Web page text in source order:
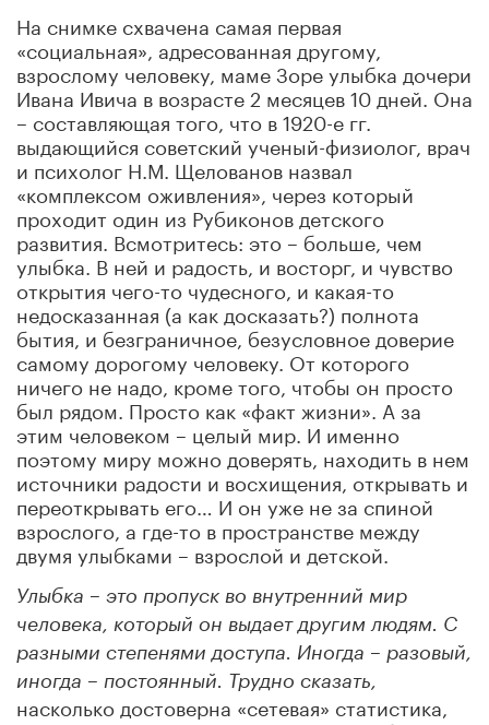
На снимке схвачена самая первая
«социальная», адресованная другому,
взрослому человеку, маме Зоре улыбка дочери
Ивана Ивича в возрасте 2 месяцев 10 дней. Она
– составляющая того, что в 1920-е гг.
выдающийся советский ученый-физиолог, врач
и психолог Н.М. Щелованов назвал
«комплексом оживления», через который
проходит один из Рубиконов детского
развития. Всмотритесь: это – больше, чем
улыбка. В ней и радость, и восторг, и чувство
открытия чего-то чудесного, и какая-то
недосказанная (а как досказать?) полнота
бытия, и безграничное, безусловное доверие
самому дорогому человеку. От которого
ничего не надо, кроме того, чтобы он просто
был рядом. Просто как «факт жизни». А за
этим человеком – целый мир. И именно
поэтому миру можно доверять, находить в нем
источники радости и восхищения, открывать и
переоткрывать его… И он уже не за спиной
взрослого, а где-то в пространстве между
двумя улыбками – взрослой и детской.
Улыбка – это пропуск во внутренний мир
человека, который он выдает другим людям. С
разными степенями доступа. Иногда – разовый,
иногда – постоянный. Трудно сказать,
насколько достоверна «сетевая» статистика,